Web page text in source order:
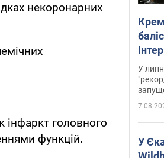
некоронарних
інфаркт головного
функцій.
У
У